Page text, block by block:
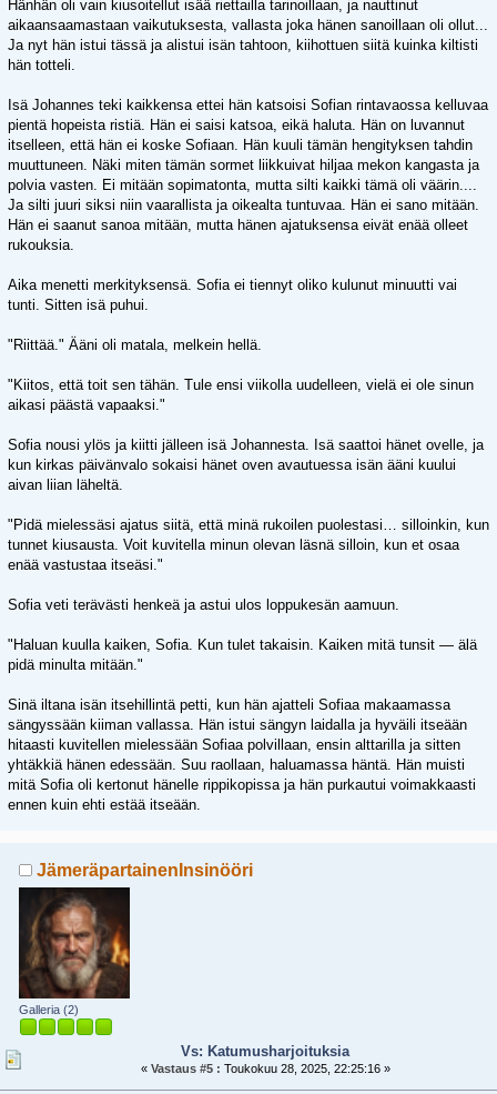
Hänhän oli vain kiusoitellut isää riettailla tarinoillaan, ja nauttinut
aikaansaamastaan vaikutuksesta, vallasta joka hänen sanoillaan oli ollut...
Ja nyt hän istui tässä ja alistui isän tahtoon, kiihottuen siitä kuinka kiltisti
hän totteli.
Isä Johannes teki kaikkensa ettei hän katsoisi Sofian rintavaossa kelluvaa
pientä hopeista ristiä. Hän ei saisi katsoa, eikä haluta. Hän on luvannut
itselleen, että hän ei koske Sofiaan. Hän kuuli tämän hengityksen tahdin
muuttuneen. Näki miten tämän sormet liikkuivat hiljaa mekon kangasta ja
polvia vasten. Ei mitään sopimatonta, mutta silti kaikki tämä oli väärin....
Ja silti juuri siksi niin vaarallista ja oikealta tuntuvaa. Hän ei sano mitään.
Hän ei saanut sanoa mitään, mutta hänen ajatuksensa eivät enää olleet
rukouksia.
Aika menetti merkityksensä. Sofia ei tiennyt oliko kulunut minuutti vai
tunti. Sitten isä puhui.
"Riittää." Ääni oli matala, melkein hellä.
"Kiitos, että toit sen tähän. Tule ensi viikolla uudelleen, vielä ei ole sinun
aikasi päästä vapaaksi."
Sofia nousi ylös ja kiitti jälleen isä Johannesta. Isä saattoi hänet ovelle, ja
kun kirkas päivänvalo sokaisi hänet oven avautuessa isän ääni kuului
aivan liian läheltä.
"Pidä mielessäsi ajatus siitä, että minä rukoilen puolestasi… silloinkin, kun
tunnet kiusausta. Voit kuvitella minun olevan läsnä silloin, kun et osaa
enää vastustaa itseäsi."
Sofia veti terävästi henkeä ja astui ulos loppukesän aamuun.
"Haluan kuulla kaiken, Sofia. Kun tulet takaisin. Kaiken mitä tunsit — älä
pidä minulta mitään."
Sinä iltana isän itsehillintä petti, kun hän ajatteli Sofiaa makaamassa
sängyssään kiiman vallassa. Hän istui sängyn laidalla ja hyväili itseään
hitaasti kuvitellen mielessään Sofiaa polvillaan, ensin alttarilla ja sitten
yhtäkkiä hänen edessään. Suu raollaan, haluamassa häntä. Hän muisti
mitä Sofia oli kertonut hänelle rippikopissa ja hän purkautui voimakkaasti
ennen kuin ehti estää itseään.
JämeräpartainenInsinööri
Galleria (2)
Vs: Katumusharjoituksia
« Vastaus #5 : Toukokuu 28, 2025, 22:25:16 »